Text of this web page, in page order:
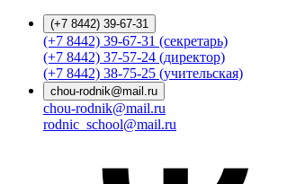
(+7 8442) 39-67-31
(+7 8442) 39-67-31 (секретарь)
(+7 8442) 37-57-24 (директор)
(+7 8442) 38-75-25 (учительская)
chou-rodnik@mail.ru
chou-rodnik@mail.ru
rodnic_school@mail.ru